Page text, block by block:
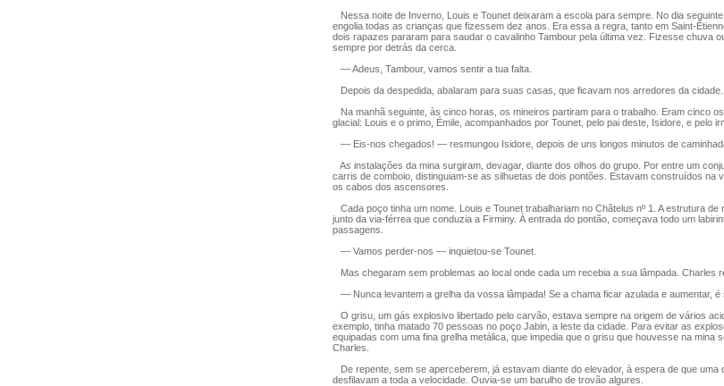
Nessa noite de Inverno, Louis e Tounet deixaram a escola para sempre. No dia
engolia todas as crianças que fizessem dez anos. Era essa a regra, tanto em Saint-
dois rapazes pararam para saudar o cavalinho Tambour pela última vez. Fizesse chuva
sempre por detrás da cerca.
— Adeus, Tambour, vamos sentir a tua falta.
Depois da despedida, abalaram para suas casas, que ficavam nos arredores da cidade.
Na manhã seguinte, às cinco horas, os mineiros partiram para o trabalho. Eram cinco
glacial: Louis e o primo, Émile, acompanhados por Tounet, pelo pai deste, Isidore, e pelo
— Eis-nos chegados! — resmungou Isidore, depois de uns longos minutos de
As instalações da mina surgiram, devagar, diante dos olhos do grupo. Por entre um
carris de comboio, distinguiam-se as silhuetas de dois pontões. Estavam construídos na
os cabos dos ascensores.
Cada poço tinha um nome. Louis e Tounet trabalhariam no Châtelus nº 1. A estrutura
junto da via-férrea que conduzia a Firminy. À entrada do pontão, começava todo um
passagens.
— Vamos perder-nos — inquietou-se Tounet.
Mas chegaram sem problemas ao local onde cada um recebia a sua lâmpada. Charles
— Nunca levantem a grelha da vossa lâmpada! Se a chama ficar azulada e aumentar, é
O grisu, um gás explosivo libertado pelo carvão, estava sempre na origem de vários
exemplo, tinha matado 70 pessoas no poço Jabin, a leste da cidade. Para evitar as
equipadas com uma fina grelha metálica, que impedia que o grisu que houvesse na mina
Charles.
De repente, sem se aperceberem, já estavam diante do elevador, à espera de que
desfilavam a toda a velocidade. Ouvia-se um barulho de trovão algures.